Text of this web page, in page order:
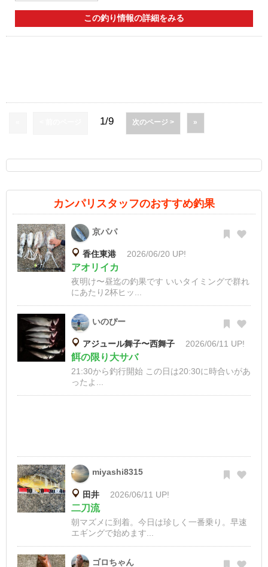
この釣り情報の詳細をみる
1/9 次のページ > »
カンパリスタッフのおすすめ釣果
京パパ
香住東港 2026/06/20 UP!
アオリイカ
夜明け〜昼迄の釣果です いいタイミングで群れ
にあたり2杯ヒッ...
いのぴー
アジュール舞子〜西舞子 2026/06/11 UP!
餌の限り大サバ
21:30から釣行開始 この日は20:30に時合いがあ
ったよ...
miyashi8315
田井 2026/06/11 UP!
二刀流
朝マズメに到着。今日は珍しく一番乗り。早速
エギングで始めます...
ゴロちゃん